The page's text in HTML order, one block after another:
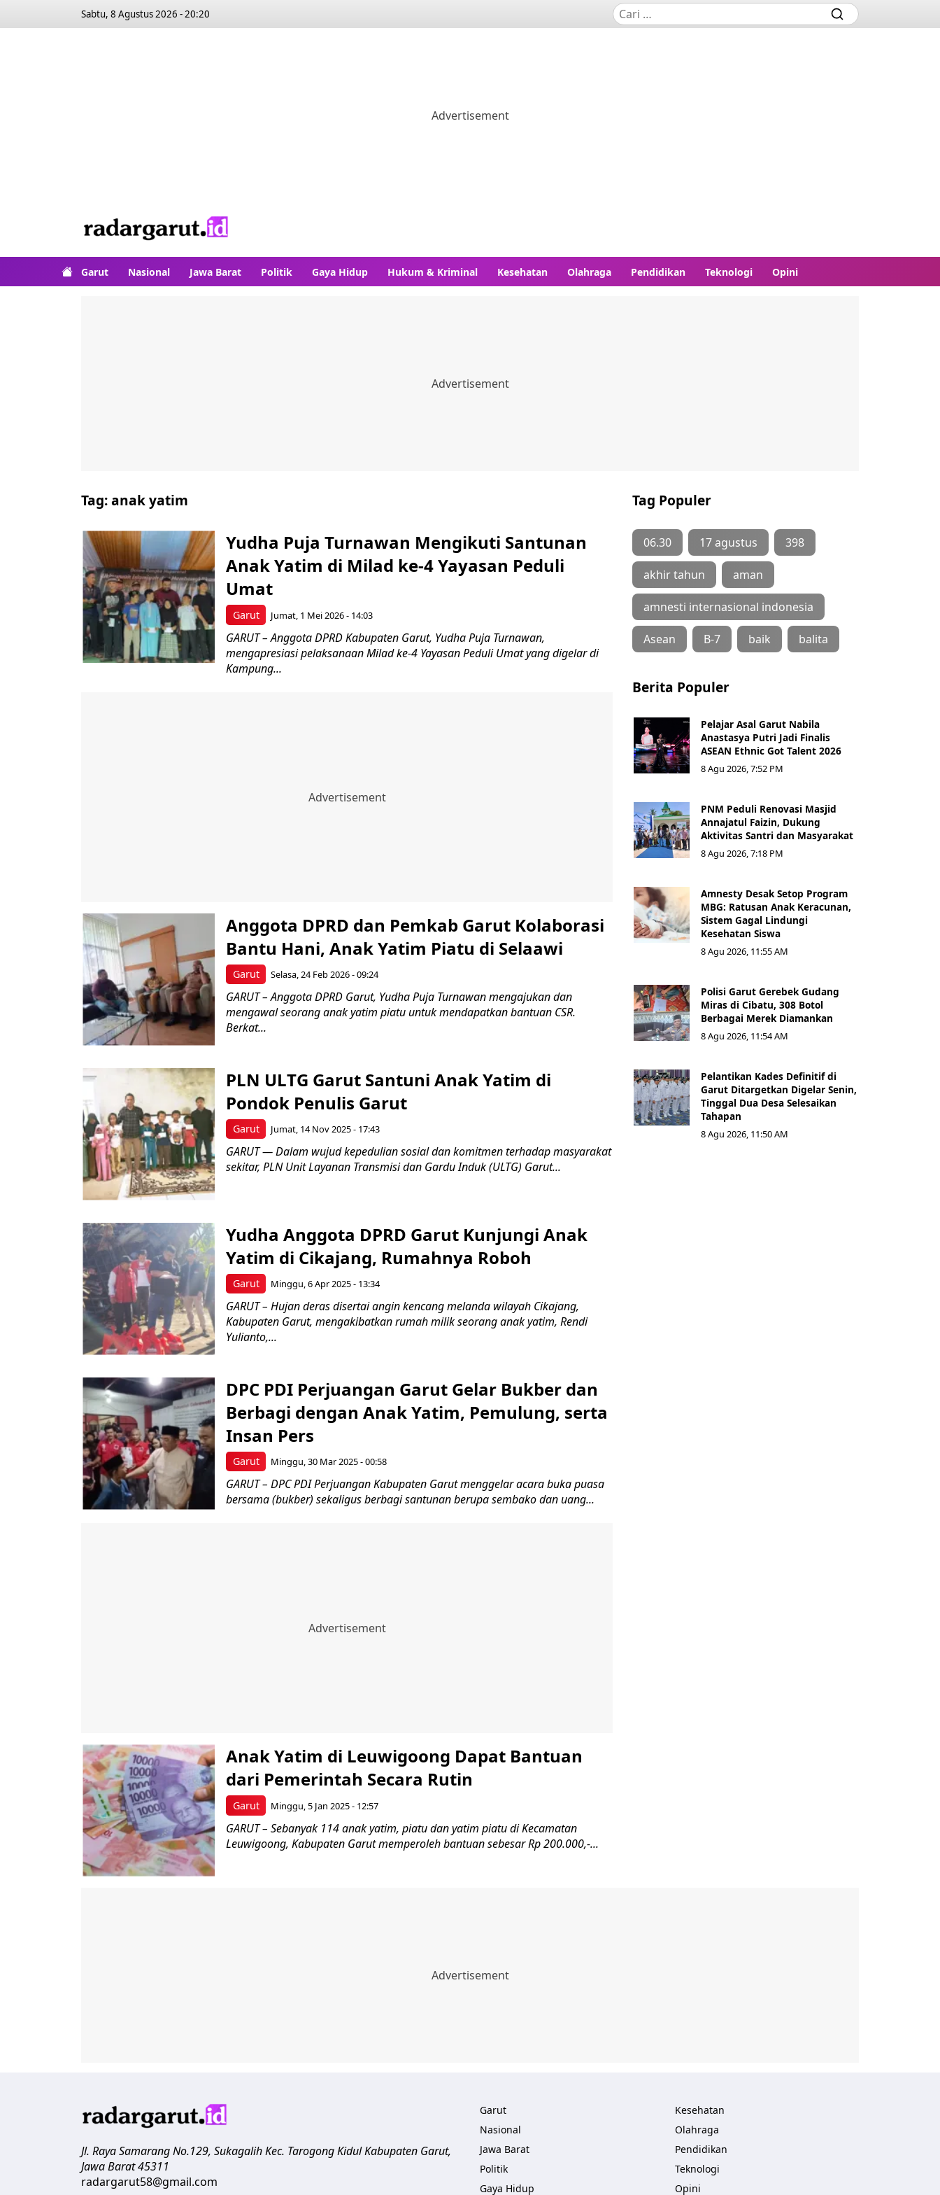
Sabtu, 8 Agustus 2026 - 20:20
Garut Nasional Jawa Barat Politik Gaya Hidup Hukum & Kriminal Kesehatan Olahraga Pendidikan Teknologi Opini
Tag:anak yatim
Garut
Yudha Puja Turnawan Mengikuti Santunan
Anak Yatim di Milad ke-4 Yayasan Peduli
Umat
Jumat, 1 Mei 2026 - 14:03
GARUT – Anggota DPRD Kabupaten Garut, Yudha Puja Turnawan,
mengapresiasi pelaksanaan Milad ke-4 Yayasan Peduli Umat yang digelar di
Kampung...
Garut
Anggota DPRD dan Pemkab Garut Kolaborasi
Bantu Hani, Anak Yatim Piatu di Selaawi
Selasa, 24 Feb 2026 - 09:24
GARUT – Anggota DPRD Garut, Yudha Puja Turnawan mengajukan dan
mengawal seorang anak yatim piatu untuk mendapatkan bantuan CSR.
Berkat...
Garut
PLN ULTG Garut Santuni Anak Yatim di
Pondok Penulis Garut
Jumat, 14 Nov 2025 - 17:43
GARUT — Dalam wujud kepedulian sosial dan komitmen terhadap masyarakat
sekitar, PLN Unit Layanan Transmisi dan Gardu Induk (ULTG) Garut...
Garut
Yudha Anggota DPRD Garut Kunjungi Anak
Yatim di Cikajang, Rumahnya Roboh
Minggu, 6 Apr 2025 - 13:34
GARUT – Hujan deras disertai angin kencang melanda wilayah Cikajang,
Kabupaten Garut, mengakibatkan rumah milik seorang anak yatim, Rendi
Yulianto,...
Garut
DPC PDI Perjuangan Garut Gelar Bukber dan
Berbagi dengan Anak Yatim, Pemulung, serta
Insan Pers
Minggu, 30 Mar 2025 - 00:58
GARUT – DPC PDI Perjuangan Kabupaten Garut menggelar acara buka puasa
bersama (bukber) sekaligus berbagi santunan berupa sembako dan uang...
Garut
Anak Yatim di Leuwigoong Dapat Bantuan
dari Pemerintah Secara Rutin
Minggu, 5 Jan 2025 - 12:57
GARUT – Sebanyak 114 anak yatim, piatu dan yatim piatu di Kecamatan
Leuwigoong, Kabupaten Garut memperoleh bantuan sebesar Rp 200.000,-...
Tag Populer
06.30 17 agustus 398
akhir tahun aman
amnesti internasional indonesia
Asean B-7 baik balita
Berita Populer
Pelajar Asal Garut Nabila
Anastasya Putri Jadi Finalis
ASEAN Ethnic Got Talent 2026
8 Agu 2026, 7:52 PM
PNM Peduli Renovasi Masjid
Annajatul Faizin, Dukung
Aktivitas Santri dan Masyarakat
8 Agu 2026, 7:18 PM
Amnesty Desak Setop Program
MBG: Ratusan Anak Keracunan,
Sistem Gagal Lindungi
Kesehatan Siswa
8 Agu 2026, 11:55 AM
Polisi Garut Gerebek Gudang
Miras di Cibatu, 308 Botol
Berbagai Merek Diamankan
8 Agu 2026, 11:54 AM
Pelantikan Kades Definitif di
Garut Ditargetkan Digelar Senin,
Tinggal Dua Desa Selesaikan
Tahapan
8 Agu 2026, 11:50 AM
Jl. Raya Samarang No.129, SukagalihKec. Tarogong Kidul Kabupaten Garut,
Jawa Barat45311
radargarut58@gmail.com
Garut
Nasional
Jawa Barat
Politik
Gaya Hidup
Kesehatan
Olahraga
Pendidikan
Teknologi
Opini